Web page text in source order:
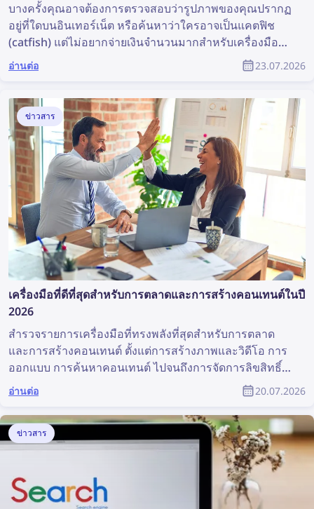
บางครั้งคุณอาจต้องการตรวจสอบว่ารูปภาพของคุณปรากฏ
อยู่ที่ใดบนอินเทอร์เน็ต หรือค้นหาว่าใครอาจเป็นแคตฟิช
(catfish) แต่ไม่อยากจ่ายเงินจำนวนมากสำหรับเครื่องมือ
ค้นหาใบหน้า มาดูทางเลือกที่มีราคาย่อมเยาแต่ยังคงมี
ประสิทธิภาพกัน
อ่านต่อ 23.07.2026
ข่าวสาร
เครื่องมือที่ดีที่สุดสำหรับการตลาดและการสร้างคอนเทนต์ในปี
2026
สำรวจรายการเครื่องมือที่ทรงพลังที่สุดสำหรับการตลาด
และการสร้างคอนเทนต์ ตั้งแต่การสร้างภาพและวิดีโอ การ
ออกแบบ การค้นหาคอนเทนต์ ไปจนถึงการจัดการลิขสิทธิ์
เครื่องมือเหล่านี้สามารถช่วยงานของทีมการตลาดได้อย่าง
มาก บทความนี้รวบรวมเครื่องมือด้านการตลาดและการ
สร้างคอนเทนต์ที่ดีที่สุดสำหรับนักการตลาดและนักออกแบบ
ผลิตภัณฑ์
อ่านต่อ 20.07.2026
ข่าวสาร